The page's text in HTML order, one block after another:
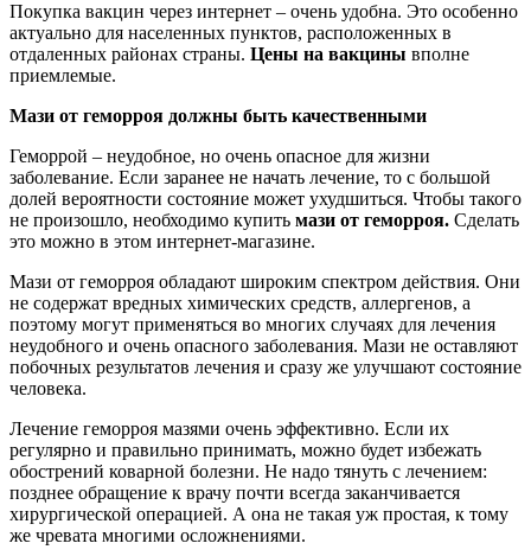
Покупка вакцин через интернет – очень удобна. Это особенно
актуально для населенных пунктов, расположенных в
отдаленных районах страны. Цены на вакцины вполне
приемлемые.
Мази от геморроя должны быть качественными
Геморрой – неудобное, но очень опасное для жизни
заболевание. Если заранее не начать лечение, то с большой
долей вероятности состояние может ухудшиться. Чтобы такого
не произошло, необходимо купить мази от геморроя. Сделать
это можно в этом интернет-магазине.
Мази от геморроя обладают широким спектром действия. Они
не содержат вредных химических средств, аллергенов, а
поэтому могут применяться во многих случаях для лечения
неудобного и очень опасного заболевания. Мази не оставляют
побочных результатов лечения и сразу же улучшают состояние
человека.
Лечение геморроя мазями очень эффективно. Если их
регулярно и правильно принимать, можно будет избежать
обострений коварной болезни. Не надо тянуть с лечением:
позднее обращение к врачу почти всегда заканчивается
хирургической операцией. А она не такая уж простая, к тому
же чревата многими осложнениями.